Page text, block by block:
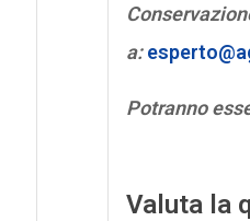
a:
Potranno
Valuta la